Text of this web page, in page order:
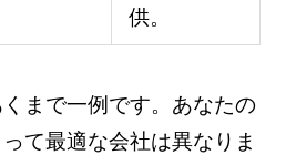
供。
まで一例です。あなたの
て最適な会社は異なりま